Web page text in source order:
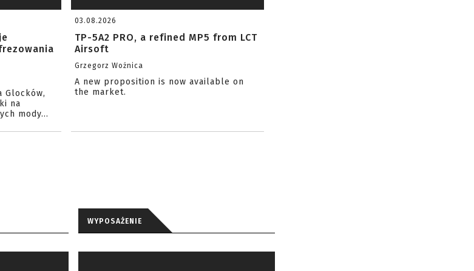
Glocków,
na
mody...
03.08.2026
TP-5A2 PRO, a refined MP5 from LCT
Airsoft
Grzegorz Woźnica
A new proposition is now available on
the market.
WYPOSAŻENIE